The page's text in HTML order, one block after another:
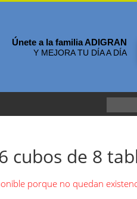
Únete a la familia ADIGRAN
Y MEJORA TU DÍA A DÍA
cubos de 8
porque no quedan